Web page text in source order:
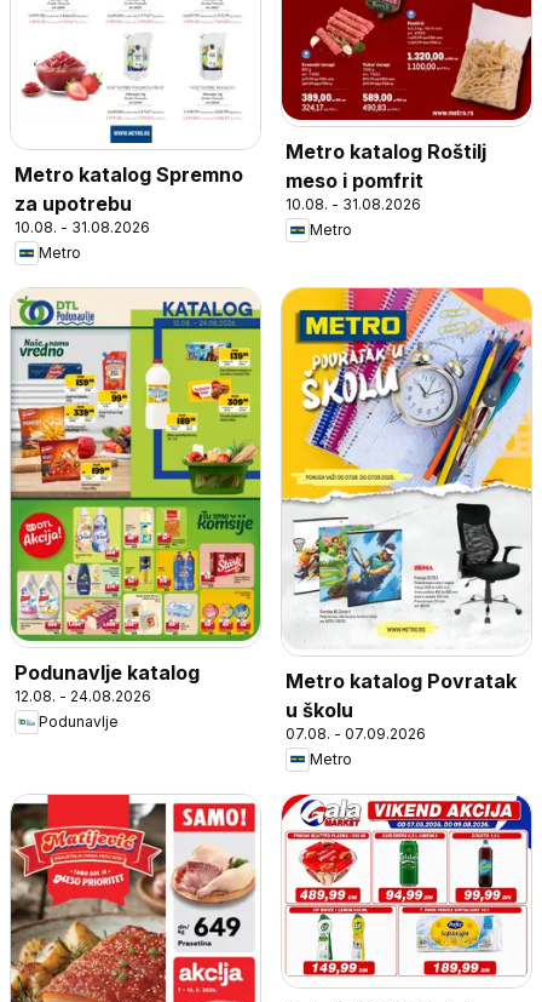
Metro katalog Spremno
za upotrebu
10.08. - 31.08.2026
Metro
Metro katalog Roštilj
meso i pomfrit
10.08. - 31.08.2026
Metro
Podunavlje katalog
12.08. - 24.08.2026
Podunavlje
Metro katalog Povratak
u školu
07.08. - 07.09.2026
Metro